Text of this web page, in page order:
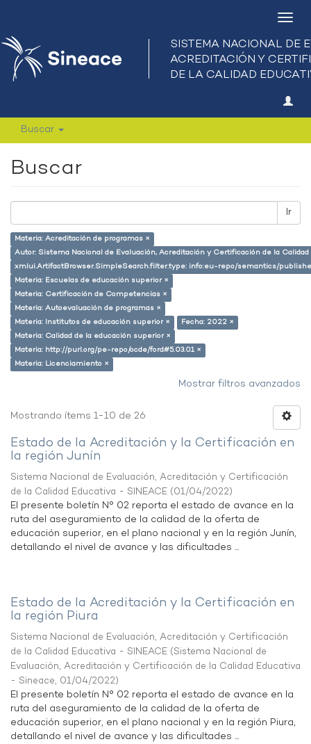
Buscar
Buscar
Ir
Materia: Acreditación de programas ×
Autor: Sistema Nacional de Evaluación, Acreditación y Certificación de la
xmlui.ArtifactBrowser.SimpleSearch.filter.type: info:eu-repo/semantics/
Materia: Escuelas de educación superior ×
Materia: Certificación de Competencias ×
Materia: Autoevaluación de programas ×
Materia: Institutos de educación superior ×
Fecha: 2022 ×
Materia: Calidad de la educación superior ×
Materia: http://purl.org/pe-repo/ocde/ford#5.03.01 ×
Materia: Licenciamiento ×
Mostrar filtros avanzados
Mostrando ítems 1-10 de 26
Estado de la Acreditación y la Certificación en
la región Junín
Sistema Nacional de Evaluación, Acreditación y Certificación
de la Calidad Educativa - SINEACE (01/04/2022)
El presente boletín N° 02 reporta el estado de avance en la
ruta del aseguramiento de la calidad de la oferta de
educación superior, en el plano nacional y en la región Junín,
detallando el nivel de avance y las dificultades ...
Estado de la Acreditación y la Certificación en
la región Piura
Sistema Nacional de Evaluación, Acreditación y Certificación
de la Calidad Educativa - SINEACE (Sistema Nacional de
Evaluación, Acreditación y Certificación de la Calidad Educativa
- Sineace, 01/04/2022)
El presente boletín N° 02 reporta el estado de avance en la
ruta del aseguramiento de la calidad de la oferta de
educación superior, en el plano nacional y en la región Piura,
detallando el nivel de avance y las dificultades ...